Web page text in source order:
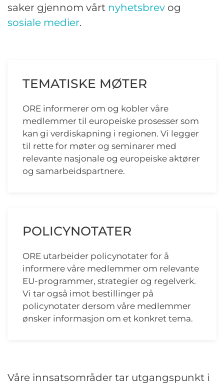
saker gjennom vårt nyhetsbrev og
sosiale medier.
TEMATISKE MØTER
ORE informerer om og kobler våre
medlemmer til europeiske prosesser som
kan gi verdiskapning i regionen. Vi legger
til rette for møter og seminarer med
relevante nasjonale og europeiske aktører
og samarbeidspartnere.
POLICYNOTATER
ORE utarbeider policynotater for å
informere våre medlemmer om relevante
EU-programmer, strategier og regelverk.
Vi tar også imot bestillinger på
policynotater dersom våre medlemmer
ønsker informasjon om et konkret tema.
Våre innsatsområder tar utgangspunkt i